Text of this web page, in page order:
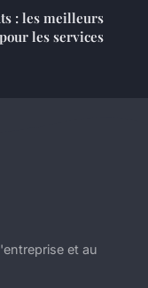
: les meilleurs
les services
et au